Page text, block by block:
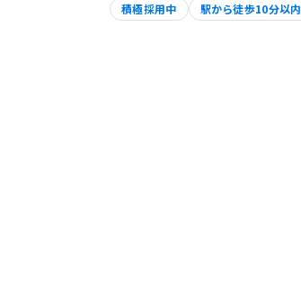
積極採用中 駅から徒歩10分以内